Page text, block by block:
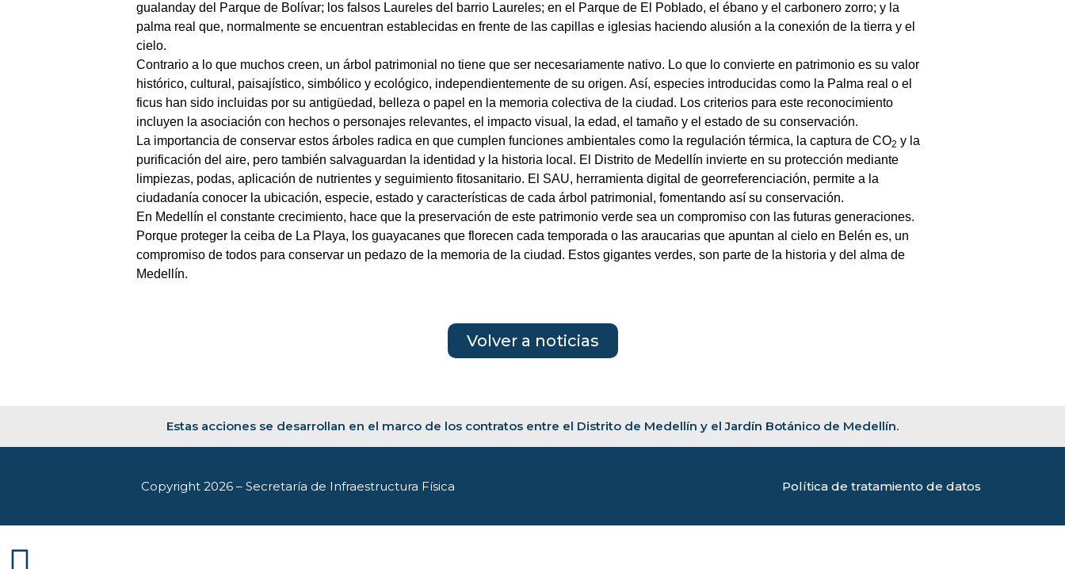
gualanday del Parque de Bolívar; los falsos Laureles del barrio Laureles; en el Parque de El Poblado, el ébano y el carbonero zorro; y la
palma real que, normalmente se encuentran establecidas en frente de las capillas e iglesias haciendo alusión a la conexión de la tierra y el
cielo.
Contrario a lo que muchos creen, un árbol patrimonial no tiene que ser necesariamente nativo. Lo que lo convierte en patrimonio es su valor
histórico, cultural, paisajístico, simbólico y ecológico, independientemente de su origen. Así, especies introducidas como la Palma real o el
ficus han sido incluidas por su antigüedad, belleza o papel en la memoria colectiva de la ciudad. Los criterios para este reconocimiento
incluyen la asociación con hechos o personajes relevantes, el impacto visual, la edad, el tamaño y el estado de su conservación.
La importancia de conservar estos árboles radica en que cumplen funciones ambientales como la regulación térmica, la captura de CO2 y la
purificación del aire, pero también salvaguardan la identidad y la historia local. El Distrito de Medellín invierte en su protección mediante
limpiezas, podas, aplicación de nutrientes y seguimiento fitosanitario. El SAU, herramienta digital de georreferenciación, permite a la
ciudadanía conocer la ubicación, especie, estado y características de cada árbol patrimonial, fomentando así su conservación.
En Medellín el constante crecimiento, hace que la preservación de este patrimonio verde sea un compromiso con las futuras generaciones.
Porque proteger la ceiba de La Playa, los guayacanes que florecen cada temporada o las araucarias que apuntan al cielo en Belén es, un
compromiso de todos para conservar un pedazo de la memoria de la ciudad. Estos gigantes verdes, son parte de la historia y del alma de
Medellín.
Volver a noticias
Estas acciones se desarrollan en el marco de los contratos entre el Distrito de Medellín y el Jardín Botánico de Medellín.
Copyright 2026 – Secretaría de Infraestructura Física Política de tratamiento de datos